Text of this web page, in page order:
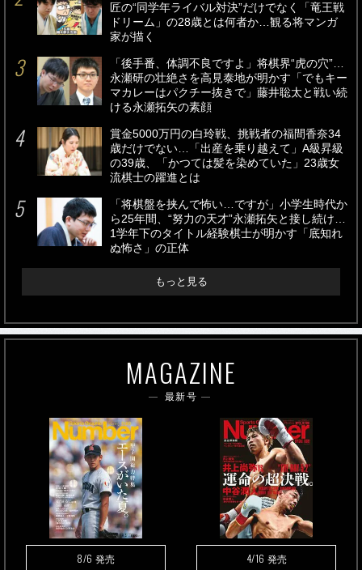
匠の“同学年ライバル対決”だけでなく「竜王戦
ドリーム」の28歳とは何者か…観る将マンガ
家が描く
「後手番、体調不良ですよ」将棋界“虎の穴”…
永瀬研の壮絶さを高見泰地が明かす「でもキー
マカレーはパクチー抜きで」藤井聡太と戦い続
ける永瀬拓矢の素顔
賞金5000万円の白玲戦、挑戦者の福間香奈34
歳だけでない…「出産を乗り越えて」A級昇級
の39歳、「かつては髪を染めていた」23歳女
流棋士の躍進とは
「将棋盤を挟んで怖い…ですが」小学生時代か
ら25年間、“努力の天才”永瀬拓矢と接し続け…
1学年下のタイトル経験棋士が明かす「底知れ
ぬ怖さ」の正体
もっと見る
MAGAZINE
最新号
8/6 発売 4/16 発売